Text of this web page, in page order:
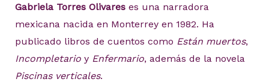
Gabriela Torres Olivareses una narradora
mexicana nacida en Monterrey en 1982. Ha
publicado libros de cuentos como Están muertos,
Incompletarioy Enfermario, además de la novela
Piscinas verticales.